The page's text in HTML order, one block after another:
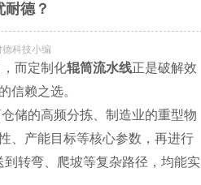
德？
科技小编
而定制化辊筒流水线正是破解效
信赖之选。
储的高频分拣、制造业的重型物
、产能目标等核心参数，再进行
转弯、爬坡等复杂路径，均能实